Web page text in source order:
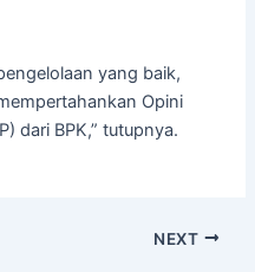
yang baik,
Opini
dari BPK,” tutupnya.
NEXT